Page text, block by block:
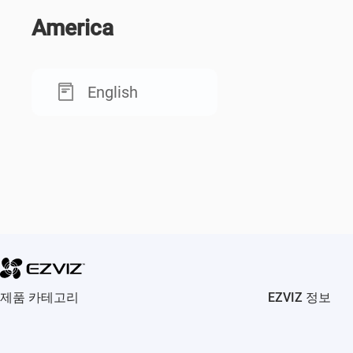
America
English
제품 카테고리 EZVIZ 정보